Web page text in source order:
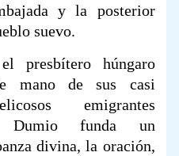
y la posterior
suevo.
presbítero húngaro
mano de sus casi
emigrantes
Dumio funda un
divina, la oración,